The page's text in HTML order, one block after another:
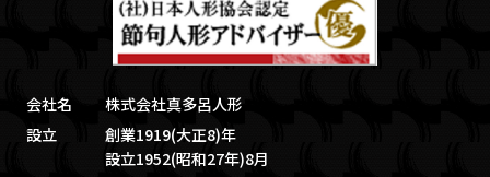
会社名
株式会社真多呂人形
設立
創業1919(大正8)年
設立1952(昭和27年)8月